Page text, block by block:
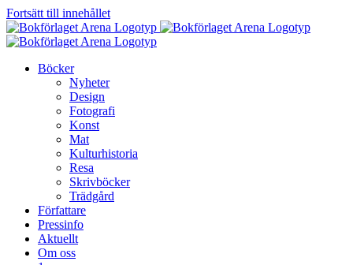
Fortsätt till innehållet
Böcker
Nyheter
Design
Fotografi
Konst
Mat
Kulturhistoria
Resa
Skrivböcker
Trädgård
Författare
Pressinfo
Aktuellt
Om oss